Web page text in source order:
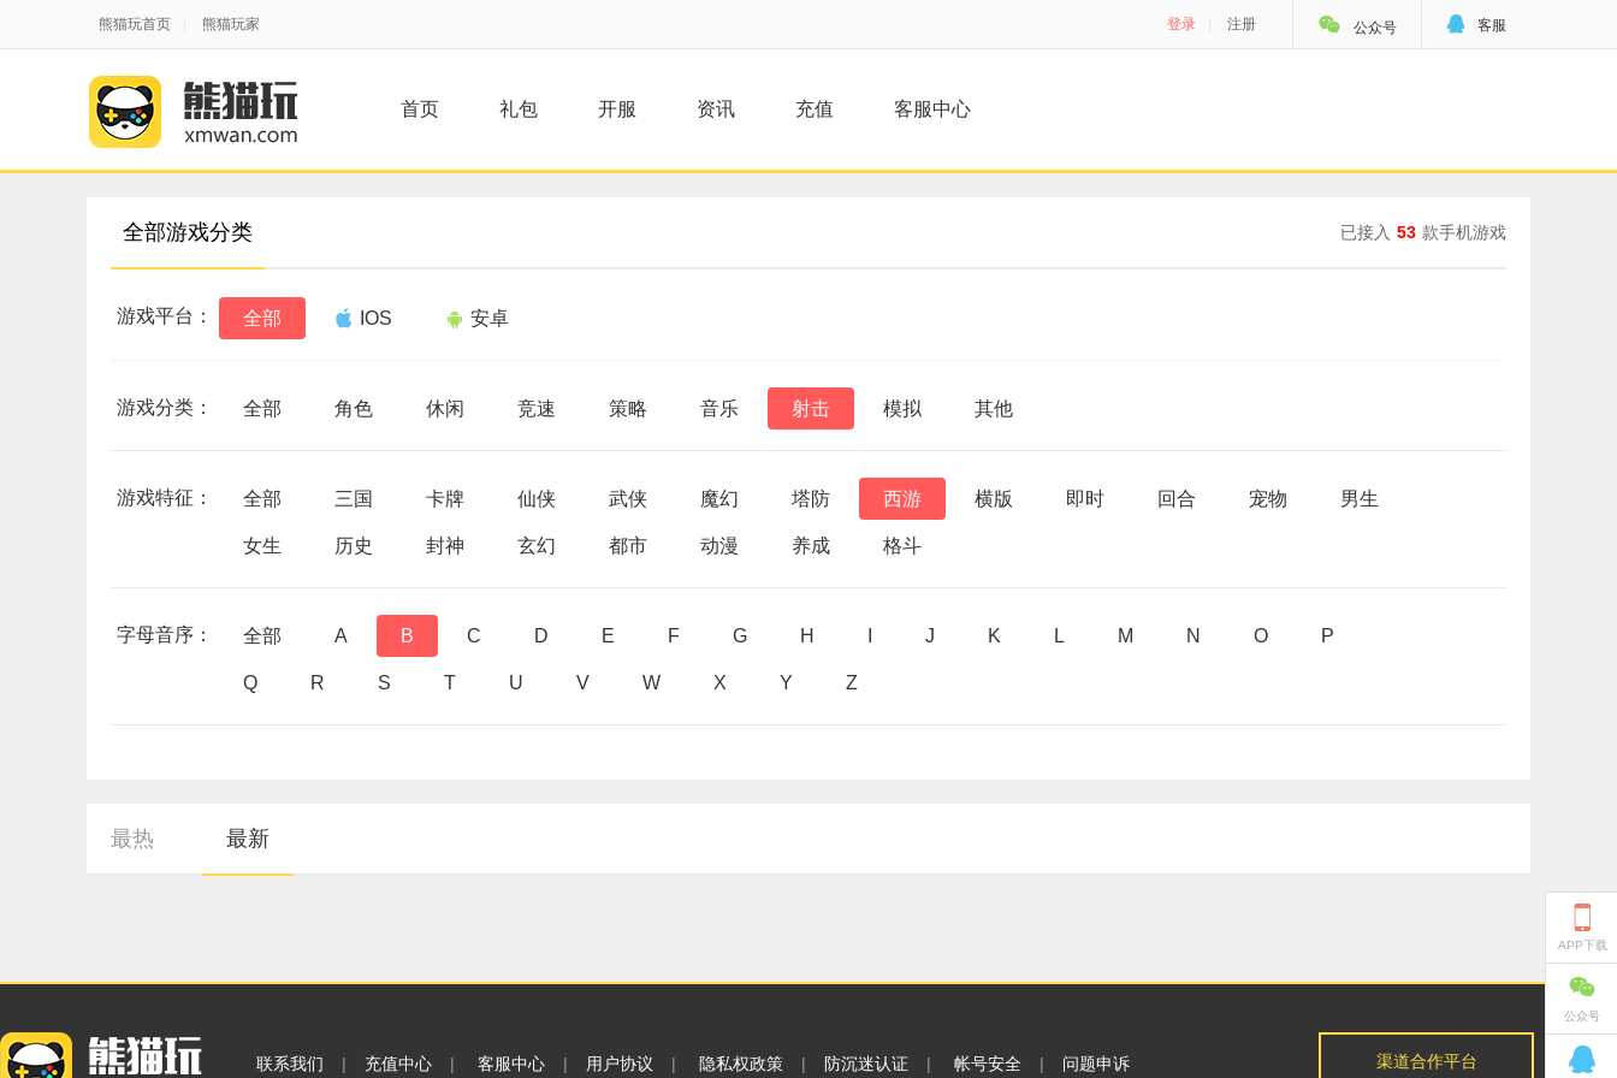
熊猫玩首页 熊猫玩家 登录 注册  公众号  客服
首页 礼包 开服 资讯 充值 客服中心
全部游戏分类 已接入 53 款手机游戏
游戏平台： 全部 IOS 安卓
游戏分类： 全部 角色 休闲 竞速 策略 音乐 射击 模拟 其他
游戏特征： 全部 三国 卡牌 仙侠 武侠 魔幻 塔防 西游 横版 即时 回合 宠物 男生
女生 历史 封神 玄幻 都市 动漫 养成 格斗
字母音序： 全部 A B C D E F G H J K L M N O P
Q R S T U V W X Y Z
最热 最新
联系我们 | 充值中心 | 客服中心 | 用户协议 | 隐私权政策 | 防沉迷认证 | 帐号安全 | 问题申诉 渠道合作平台

APP下载

公众号
